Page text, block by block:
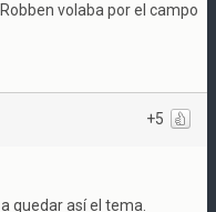
volaba por el campo
+5
quedar así el tema.